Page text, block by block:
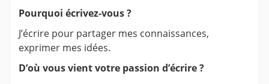
Pourquoi écrivez-vous ?
J’écrire pour partager mes connaissances,
exprimer mes idées.
D’où vous vient votre passion d’écrire ?